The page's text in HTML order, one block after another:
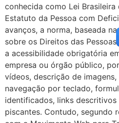
conhecida como Lei Brasileira
Estatuto da Pessoa com
avanços, a norma, baseada
sobre os Direitos das
a acessibilidade obrigatória
empresa ou órgão público,
vídeos, descrição de
navegação por teclado,
identificados, links descritivos
piscantes. Contudo, segundo